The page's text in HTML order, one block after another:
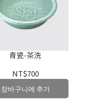
青瓷-茶洗
NT$700
장바구니에 추가